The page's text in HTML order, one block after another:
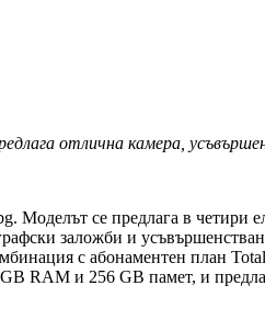
отлична камера,
Моделът се предлага в четири
заложби и
с абонаментен план
RAM и 256 GB памет, и